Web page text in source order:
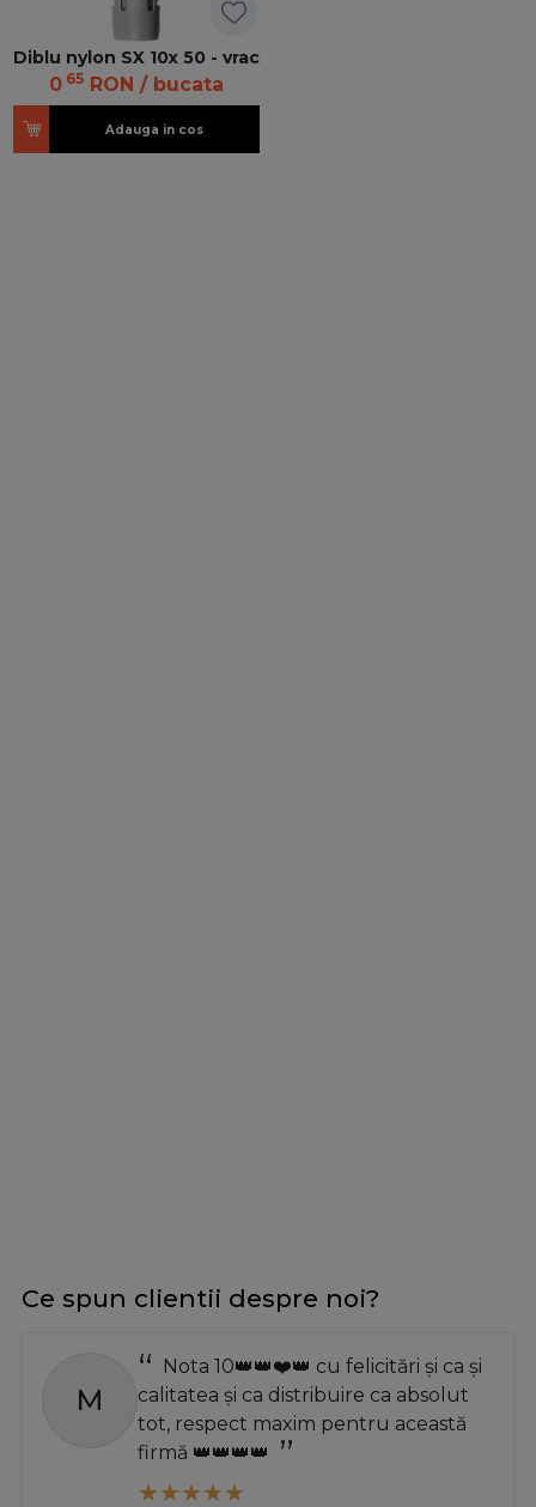
Diblu nylon SX 10x 50 - vrac
065 RON / bucata
Adauga in cos
Ce spun clientii despre noi?
M
Nota 10👑👑❤️👑 cu felicitări și ca și
calitatea și ca distribuire ca absolut
tot, respect maxim pentru această
firmă 👑👑👑👑